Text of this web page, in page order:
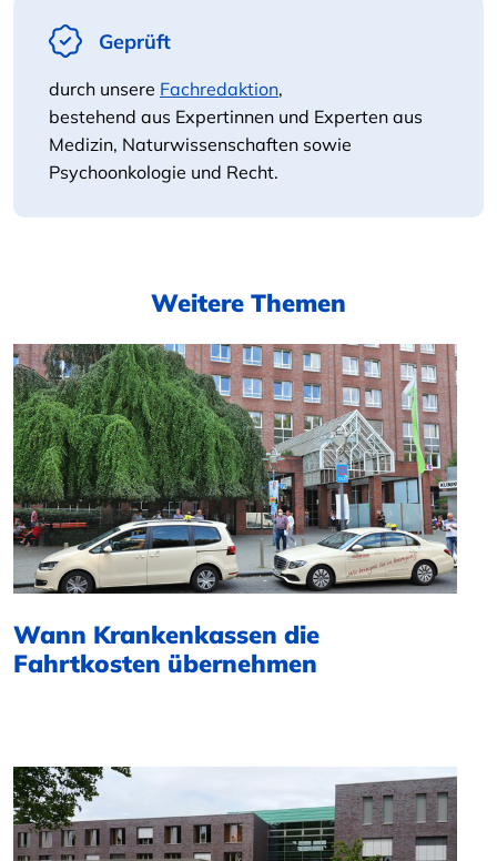
Geprüft
durch unsere Fachredaktion,
bestehend aus Expertinnen und Experten aus
Medizin, Naturwissenschaften sowie
Psychoonkologie und Recht.
Weitere Themen
Wann Krankenkassen die
Fahrtkosten übernehmen